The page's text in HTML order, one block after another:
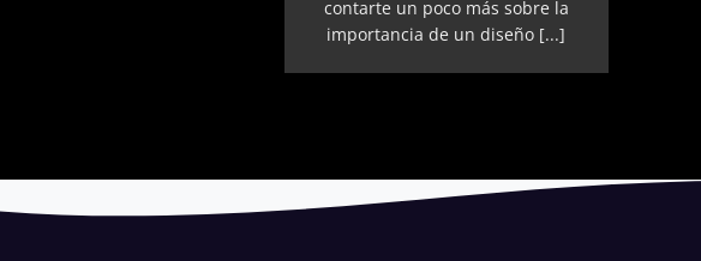
contarte un poco más sobre la
importancia de un diseño [...]